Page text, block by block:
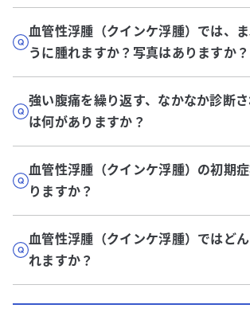
血管性浮腫（クインケ浮腫）では、
うに腫れますか？写真はありますか？
強い腹痛を繰り返す、なかなか診断
は何がありますか？
血管性浮腫（クインケ浮腫）の初期
りますか？
血管性浮腫（クインケ浮腫）ではど
れますか？